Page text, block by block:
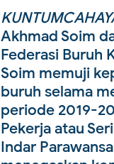
Akhmad Soim
Federasi Buruh
Soim memuji
buruh selama
periode 2019-
Pekerja atau
Indar